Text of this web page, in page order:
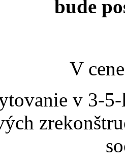
bude
V
v 3-